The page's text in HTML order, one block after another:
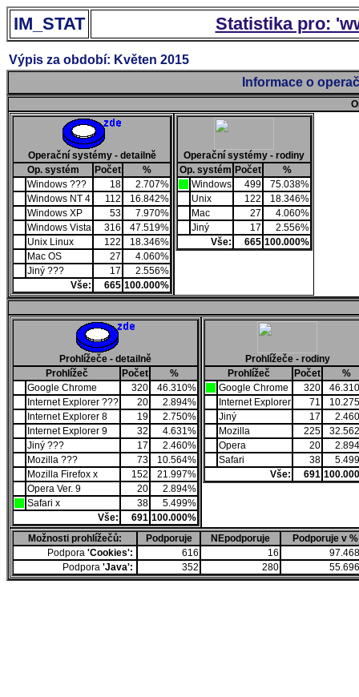
IM_STAT Statistika pro:
Výpis za období: Květen 2015
Informace o
Operační systémy - detailně
Op. systém
Počet
%
Windows ???
18
2.707%
Windows NT 4
112
16.842%
Windows XP
53
7.970%
Windows Vista
316
47.519%
Unix Linux
122
18.346%
Mac OS
27
4.060%
Jiný ???
17
2.556%
Vše:
665 100.000%
Operační systémy - rodiny
Op. systém Počet
%
Windows
499
75.038%
Unix
122
18.346%
Mac
27
4.060%
Jiný
17
2.556%
Vše:
665 100.000%
Prohlížeče - detailně
Prohlížeč
Počet
%
Google Chrome
320
46.310%
Internet Explorer ???
20
2.894%
Internet Explorer 8
19
2.750%
Internet Explorer 9
32
4.631%
Jiný ???
17
2.460%
Mozilla ???
73
10.564%
Mozilla Firefox x
152
21.997%
Opera Ver. 9
20
2.894%
Safari x
38
5.499%
Vše:
691 100.000%
Prohlížeče - rodiny
Prohlížeč
Počet
%
Google Chrome
320
Internet Explorer
71
Jiný
17
Mozilla
225
Opera
20
Safari
38
Vše:
691
Možnosti prohlížečů: Podporuje NEpodporuje
Podporuje v %
Podpora 'Cookies': 616 16
Podpora 'Java': 352 280